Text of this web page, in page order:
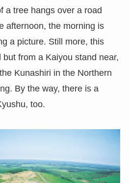
a tree hangs over a road
afternoon, the morning is
a picture. Still more, this
from a Kaiyou stand near,
Kunashiri in the Northern
By the way, there is a
too.